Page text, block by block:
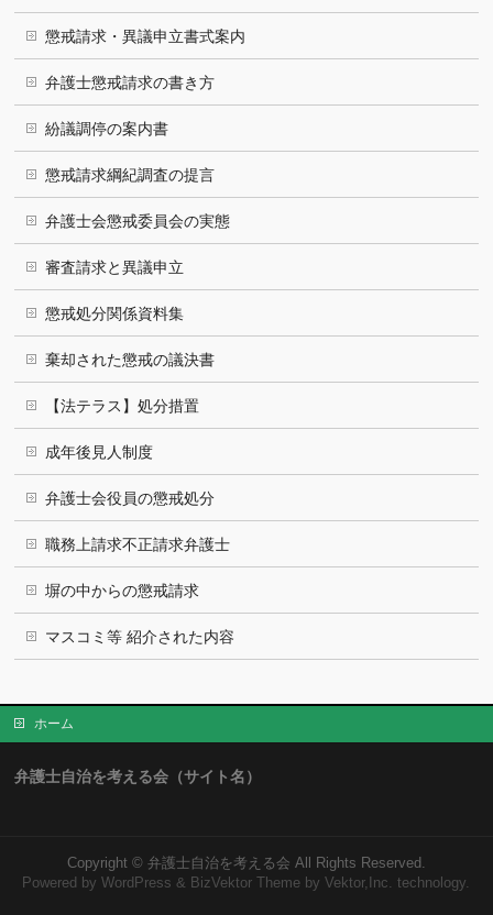
懲戒請求・異議申立書式案内
弁護士懲戒請求の書き方
紛議調停の案内書
懲戒請求綱紀調査の提言
弁護士会懲戒委員会の実態
審査請求と異議申立
懲戒処分関係資料集
棄却された懲戒の議決書
【法テラス】処分措置
成年後見人制度
弁護士会役員の懲戒処分
職務上請求不正請求弁護士
塀の中からの懲戒請求
マスコミ等 紹介された内容
ホーム
弁護士自治を考える会（サイト名）
Copyright © 弁護士自治を考える会 All Rights Reserved.
Powered byWordPress & BizVektor Theme by Vektor,Inc. technology.